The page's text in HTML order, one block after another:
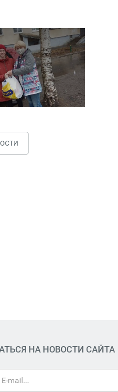
НА НОВОСТИ САЙТА